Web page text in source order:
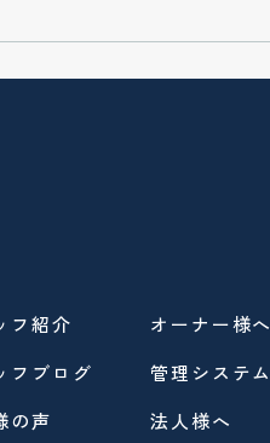
フ紹介
フブログ
の声
オーナー様へ
管理システム
法人様へ